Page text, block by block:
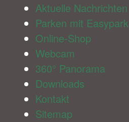
Aktuelle Nachrichten
Parken mit Easypark
Online-Shop
Webcam
360° Panorama
Downloads
Kontakt
Sitemap